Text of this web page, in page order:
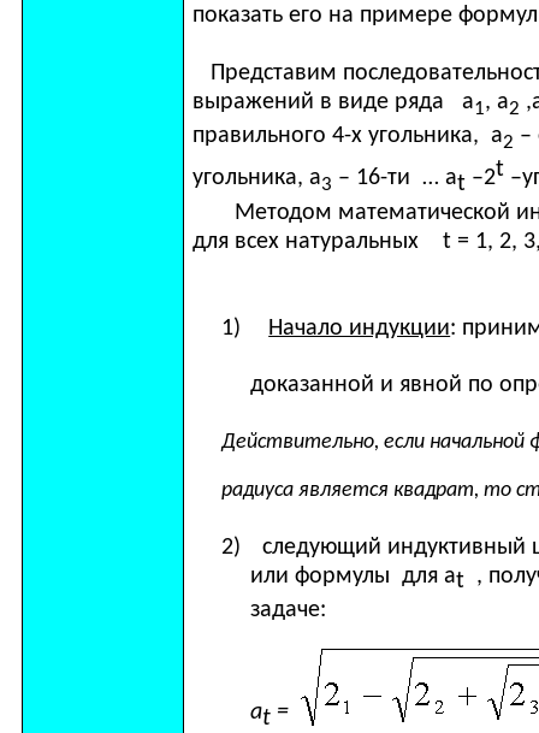
показать его на примере
Представим
выражений в виде ряда а1, а2
правильного 4-х угольника, а2 –
угольника, а3 – 16-ти … аt –2t
Методом математической
для всех натуральныхt = 1, 2,
1) Начало индукции:
доказанной и явной по
Действительно, если начальной
радиуса является квадрат, то
2)
следующий индуктивный
или формулы для аt ,
задаче:
аt =